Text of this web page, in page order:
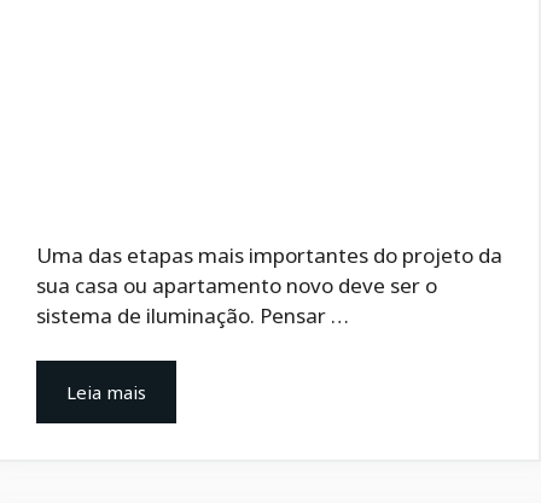
Uma das etapas mais importantes do projeto da
sua casa ou apartamento novo deve ser o
sistema de iluminação. Pensar …
Leia mais